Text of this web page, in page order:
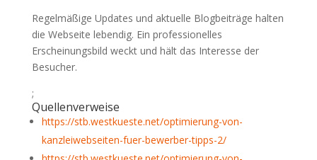
Regelmäßige Updates und aktuelle Blogbeiträge halten
die Webseite lebendig. Ein professionelles
Erscheinungsbild weckt und hält das Interesse der
Besucher.
;
Quellenverweise
https://stb.westkueste.net/optimierung-von-
kanzleiwebseiten-fuer-bewerber-tipps-2/